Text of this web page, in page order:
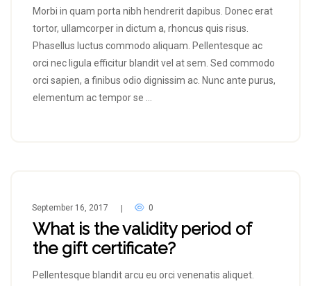
Morbi in quam porta nibh hendrerit dapibus. Donec erat
tortor, ullamcorper in dictum a, rhoncus quis risus.
Phasellus luctus commodo aliquam. Pellentesque ac
orci nec ligula efficitur blandit vel at sem. Sed commodo
orci sapien, a finibus odio dignissim ac. Nunc ante purus,
elementum ac tempor se …
September 16, 2017 0
What is the validity period of
the gift certificate?
Pellentesque blandit arcu eu orci venenatis aliquet.